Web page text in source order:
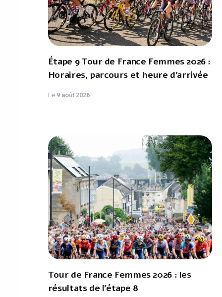
Étape 9 Tour de France Femmes 2026 :
Horaires, parcours et heure d’arrivée
Le 9 août 2026
Tour de France Femmes 2026 : les
résultats de l’étape 8